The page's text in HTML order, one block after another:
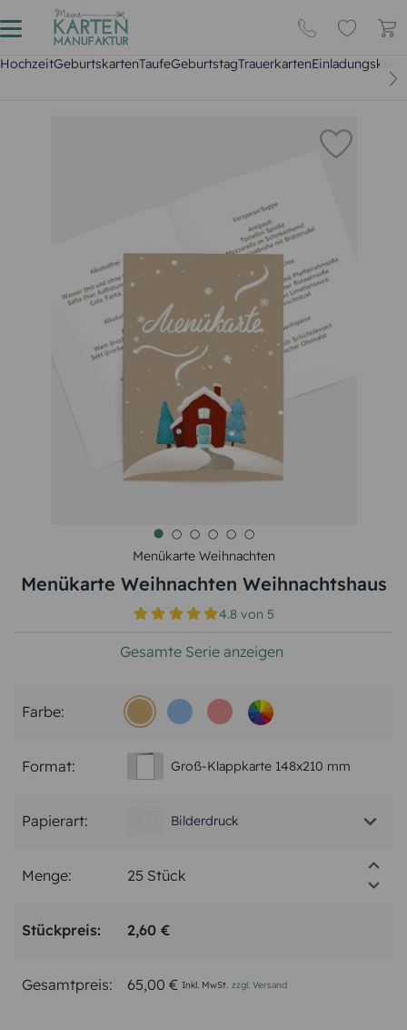
HochzeitGeburtskartenTaufeGeburtstagTrauerkarten
Menükarte Weihnachten
Menükarte Weihnachten Weihnachtshaus
4.8 von5
Gesamte Serie anzeigen
Farbe:
Format: Groß-Klappkarte 148x210 mm
Papierart: Bilderdruck
Menge:
Stückpreis: 2,60 €
Gesamtpreis: 65,00 € Inkl. MwSt. zzgl. Versand